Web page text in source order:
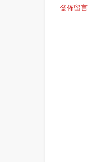
發佈留言